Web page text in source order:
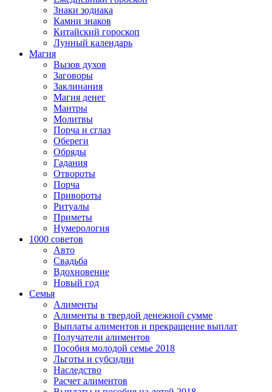
Знаки зодиака
Камни знаков
Китайский гороскоп
Лунный календарь
Магия
Вызов духов
Заговоры
Заклинания
Магия денег
Мантры
Молитвы
Порча и сглаз
Обереги
Обряды
Гадания
Отвороты
Порча
Привороты
Ритуалы
Приметы
Нумерология
1000 советов
Авто
Свадьба
Вдохновение
Новый год
Семья
Алименты
Алименты в твердой денежной сумме
Выплаты алиментов и прекращение выплат
Получатели алиментов
Пособия молодой семье 2018
Льготы и субсидии
Наследство
Расчет алиментов